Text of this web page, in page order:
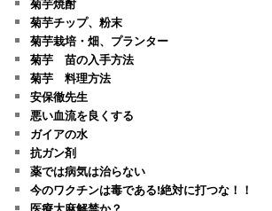
菊芋チップ、粉末
菊芋栽培・畑、プランター
菊芋 苗の入手方法
菊芋 料理方法
安保徹先生
悪い血流を良くする
ガイアの水
抗ガン剤
薬では病気は治らない
今のワクチンは毒である!絶対に打つな！！